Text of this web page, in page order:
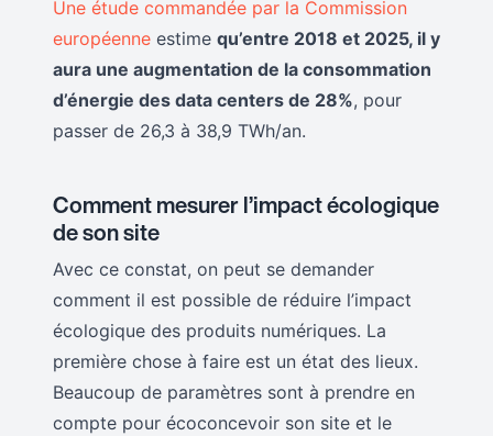
Une étude commandée par la Commission
européenne estime qu’entre 2018 et 2025, il y
aura une augmentation de la consommation
d’énergie des data centers de 28%, pour
passer de 26,3 à 38,9 TWh/an.
Comment mesurer l’impact écologique
de son site
Avec ce constat, on peut se demander
comment il est possible de réduire l’impact
écologique des produits numériques. La
première chose à faire est un état des lieux.
Beaucoup de paramètres sont à prendre en
compte pour écoconcevoir son site et le